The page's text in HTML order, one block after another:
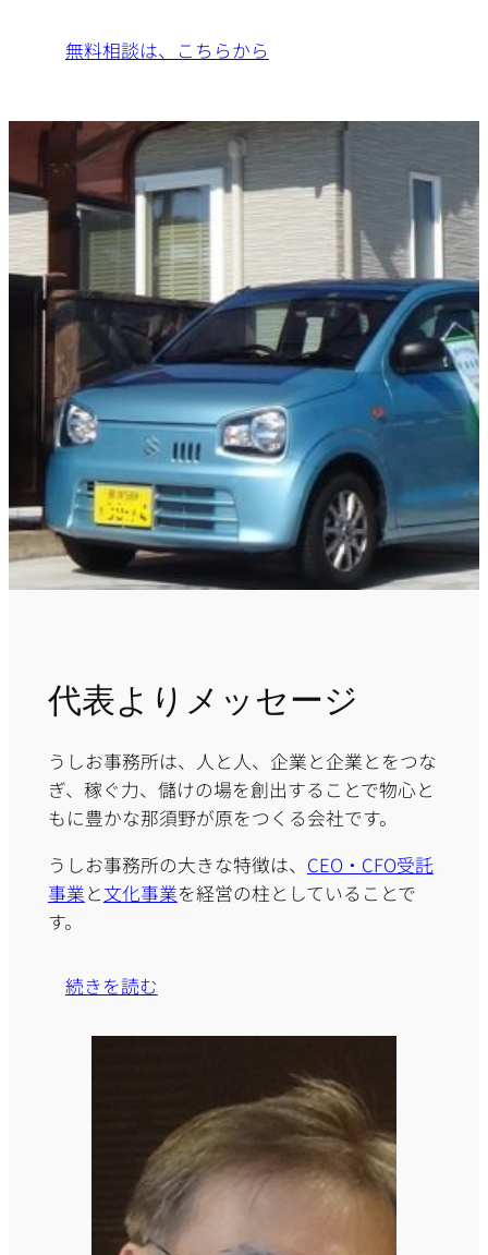
無料相談は、こちらから
代表よりメッセージ
うしお事務所は、人と人、企業と企業とをつな
ぎ、稼ぐ力、儲けの場を創出することで物心と
もに豊かな那須野が原をつくる会社です。
うしお事務所の大きな特徴は、 CEO・CFO受託
事業と文化事業を経営の柱としていることで
す。
続きを読む